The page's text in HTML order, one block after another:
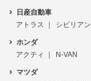
日産自動車
アトラス
シビリアン
ホンダ
アクティ
N-VAN
マツダ